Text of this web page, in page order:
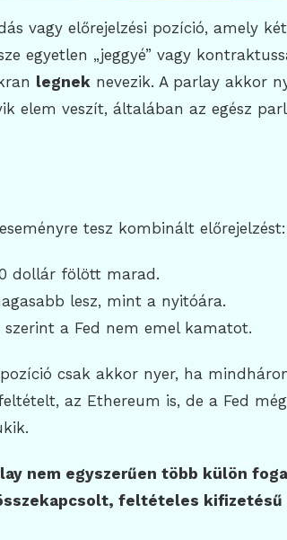
vagy előrejelzési pozíció, amely
egyetlen „jeggyé” vagy
legnek nevezik. A parlay akkor
elem veszít, általában az egész
tesz kombinált előrejelzést:
dollár fölött marad.
lesz, mint a nyitóára.
a Fed nem emel kamatot.
csak akkor nyer, ha
az Ethereum is, de a Fed
nem egyszerűen több külön
feltételes kifizetésű